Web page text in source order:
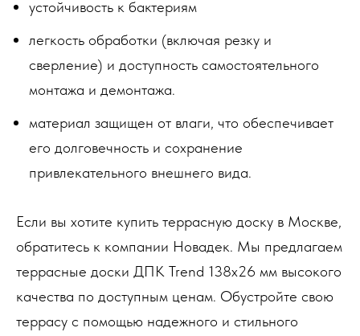
устойчивость к бактериям
легкость обработки (включая резку и
сверление) и доступность самостоятельного
монтажа и демонтажа.
материал защищен от влаги, что обеспечивает
его долговечность и сохранение
привлекательного внешнего вида.
Если вы хотите купить террасную доску в Москве,
обратитесь к компании Новадек. Мы предлагаем
террасные доски ДПК Trend 138х26 мм высокого
качества по доступным ценам. Обустройте свою
террасу с помощью надежного и стильного